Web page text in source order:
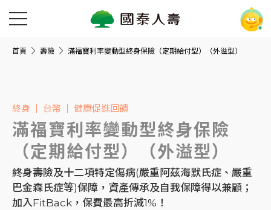
首頁 壽險 滿福寶利率變動型終身保險（定期給付型）（外溢型）
終身 台幣 健康促進回饋
滿福寶利率變動型終身保險
（定期給付型）（外溢型）
終身壽險及十二項特定傷病(嚴重阿茲海默氏症、嚴重
巴金森氏症等)保障，資產傳承及自我保障得以兼顧；
加入FitBack，保費最高折減1%！